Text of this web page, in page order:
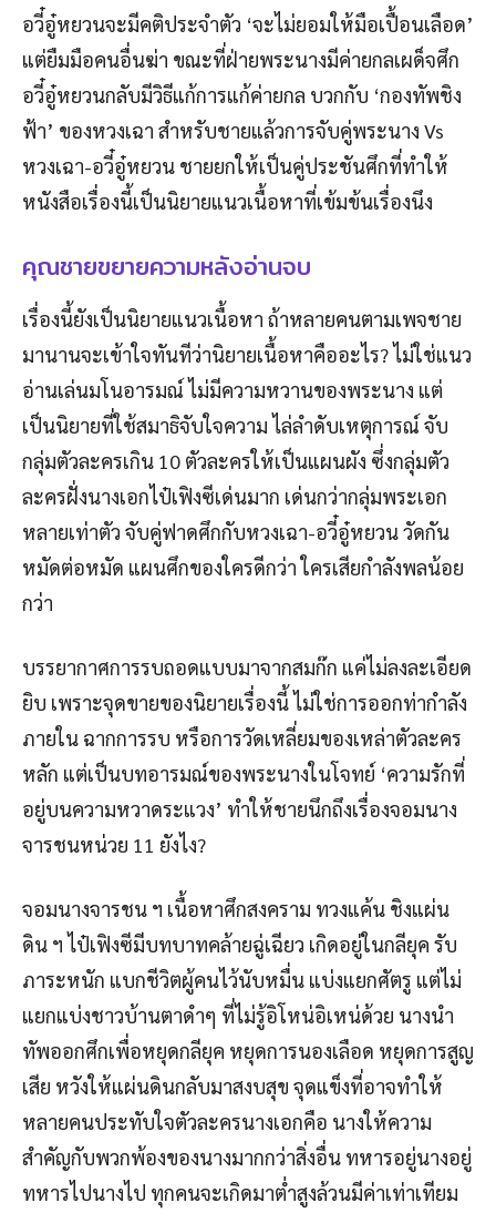
อวี๋อู๋หยวนจะมีคติประจำตัว ‘จะไม่ยอมให้มือเปื้อนเลือด’
แต่ยืมมือคนอื่นฆ่า ขณะที่ฝ่ายพระนางมีค่ายกลเผด็จศึก
อวี๋อู๋หยวนกลับมีวิธีแก้การแก้ค่ายกล บวกกับ ‘กองทัพชิง
ฟ้า’ ของหวงเฉา สำหรับชายแล้วการจับคู่พระนาง Vs
หวงเฉา-อวี๋อู๋หยวน ชายยกให้เป็นคู่ประชันศึกที่ทำให้
หนังสือเรื่องนี้เป็นนิยายแนวเนื้อหาที่เข้มข้นเรื่องนึง
คุณชายขยายความหลังอ่านจบ
เรื่องนี้ยังเป็นนิยายแนวเนื้อหา ถ้าหลายคนตามเพจชาย
มานานจะเข้าใจทันทีว่านิยายเนื้อหาคืออะไร? ไม่ใช่แนว
อ่านเล่นมโนอารมณ์ ไม่มีความหวานของพระนาง แต่
เป็นนิยายที่ใช้สมาธิจับใจความ ไล่ลำดับเหตุการณ์ จับ
กลุ่มตัวละครเกิน 10 ตัวละครให้เป็นแผนผัง ซึ่งกลุ่มตัว
ละครฝั่งนางเอกไป๋เฟิงซีเด่นมาก เด่นกว่ากลุ่มพระเอก
หลายเท่าตัว จับคู่ฟาดศึกกับหวงเฉา-อวี๋อู๋หยวน วัดกัน
หมัดต่อหมัด แผนศึกของใครดีกว่า ใครเสียกำลังพลน้อย
กว่า
บรรยากาศการรบถอดแบบมาจากสมก๊ก แค่ไม่ลงละเอียด
ยิบ เพราะจุดขายของนิยายเรื่องนี้ ไม่ใช่การออกท่ากำลัง
ภายใน ฉากการรบ หรือการวัดเหลี่ยมของเหล่าตัวละคร
หลัก แต่เป็นบทอารมณ์ของพระนางในโจทย์ ‘ความรักที่
อยู่บนความหวาดระแวง’ ทำให้ชายนึกถึงเรื่องจอมนาง
จารชนหน่วย 11 ยังไง?
จอมนางจารชน ฯ เนื้อหาศึกสงคราม ทวงแค้น ชิงแผ่น
ดิน ฯ ไป๋เฟิงซีมีบทบาทคล้ายฉู่เฉียว เกิดอยู่ในกลียุค รับ
ภาระหนัก แบกชีวิตผู้คนไว้นับหมื่น แบ่งแยกศัตรู แต่ไม่
แยกแบ่งชาวบ้านตาดำๆ ที่ไม่รู้อิโหน่อิเหน่ด้วย นางนำ
ทัพออกศึกเพื่อหยุดกลียุค หยุดการนองเลือด หยุดการสูญ
เสีย หวังให้แผ่นดินกลับมาสงบสุข จุดแข็งที่อาจทำให้
หลายคนประทับใจตัวละครนางเอกคือ นางให้ความ
สำคัญกับพวกพ้องของนางมากกว่าสิ่งอื่น ทหารอยู่นางอยู่
ทหารไปนางไป ทุกคนจะเกิดมาต่ำสูงล้วนมีค่าเท่าเทียม